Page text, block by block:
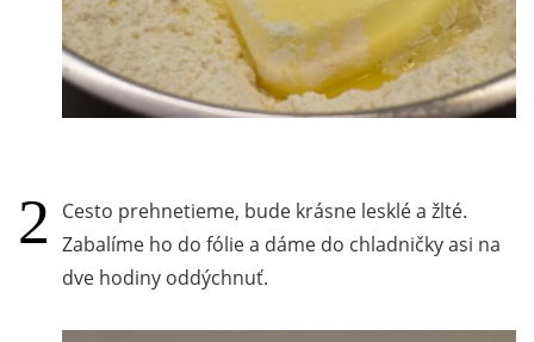
Cesto prehnetieme, bude krásne lesklé a žlté.
Zabalíme ho do fólie a dáme do chladničky asi na
dve hodiny oddýchnuť.